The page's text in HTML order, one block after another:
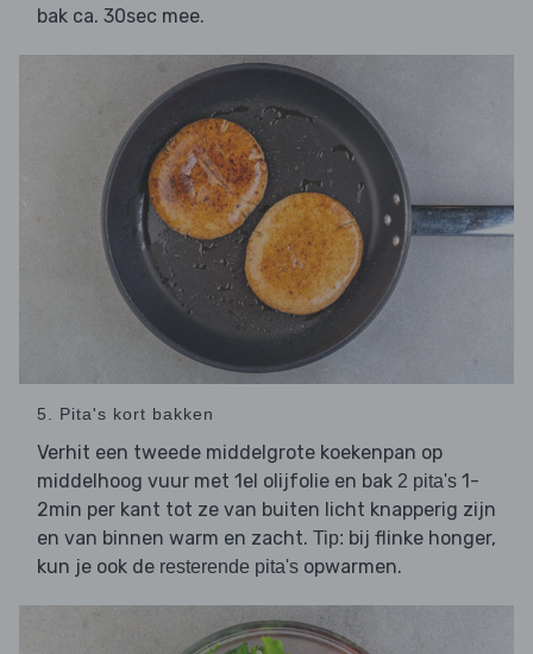
bak ca. 30sec mee.
5. Pita's kort bakken
Verhit een tweede middelgrote koekenpan op
middelhoog vuur met 1el olijfolie en bak 2 pita's 1-
2min per kant tot ze van buiten licht knapperig zijn
en van binnen warm en zacht. Tip: bij flinke honger,
kun je ook de resterende pita's opwarmen.